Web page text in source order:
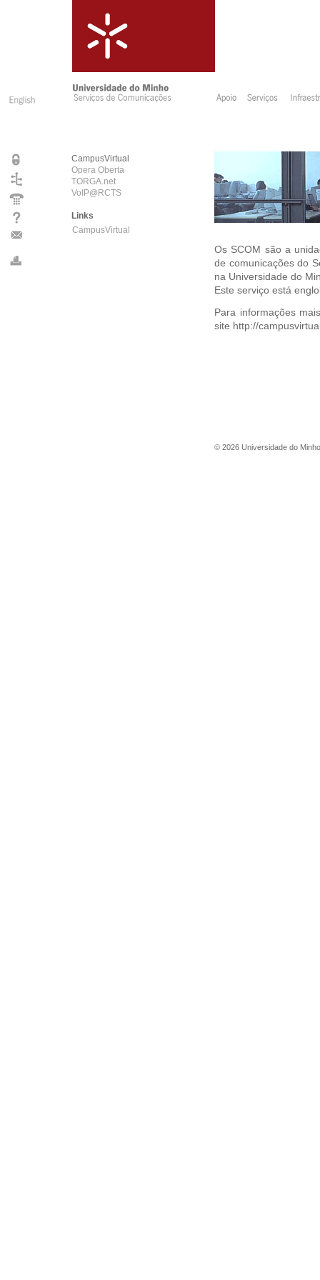
CampusVirtual
Opera Oberta
TORGA.net
VoIP@RCTS
Links
CampusVirtual
Os SCOM são a
de comunicações do
na Universidade do
Este serviço está
Para informações
site http://
© 2026 Universidade do